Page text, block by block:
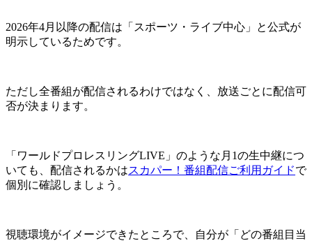
2026年4月以降の配信は「スポーツ・ライブ中心」と公式が
明示しているためです。
ただし全番組が配信されるわけではなく、放送ごとに配信可
否が決まります。
「ワールドプロレスリングLIVE」のような月1の生中継につ
いても、配信されるかはスカパー！番組配信ご利用ガイドで
個別に確認しましょう。
視聴環境がイメージできたところで、自分が「どの番組目当